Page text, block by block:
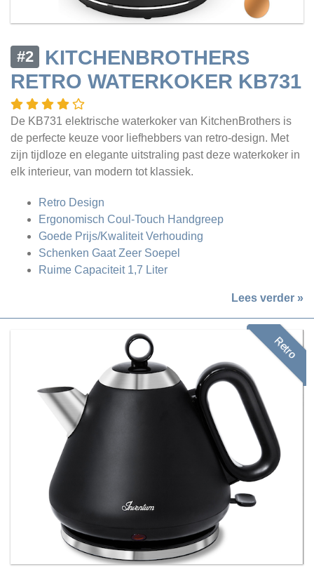
#2
KITCHENBROTHERS
RETRO WATERKOKER KB731
De KB731 elektrische waterkoker van KitchenBrothers is
de perfecte keuze voor liefhebbers van retro-design. Met
zijn tijdloze en elegante uitstraling past deze waterkoker in
elk interieur, van modern tot klassiek.
Retro Design
Ergonomisch Coul-Touch Handgreep
Goede Prijs/Kwaliteit Verhouding
Schenken Gaat Zeer Soepel
Ruime Capaciteit 1,7 Liter
Lees verder »
Retro